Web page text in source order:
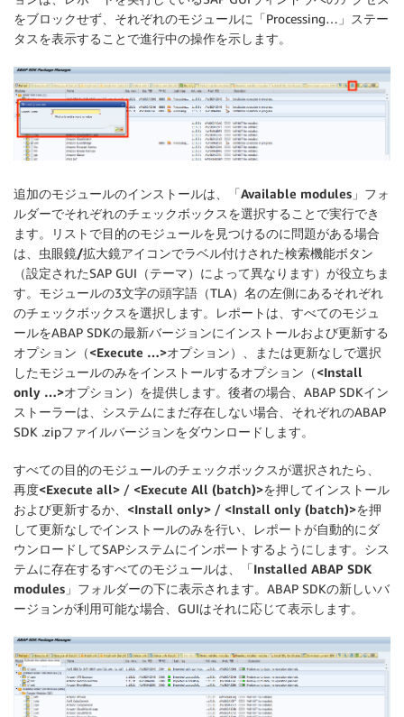
をブロックせず、それぞれのモジュールに「Processing…」ステー
タスを表示することで進行中の操作を示します。
追加のモジュールのインストールは、
「Available modules」フォ
ルダーでそれぞれのチェックボックスを選択することで実行でき
ます。リストで目的のモジュールを見つけるのに問題がある場合
は、 虫眼鏡/拡大鏡アイコンでラベル付けされた検索機能ボタン
（設定されたSAP GUI（テーマ）によって異なります）が役立ちま
す。モジュールの3文字の頭字語（TLA）名の左側にあるそれぞれ
のチェックボックスを選択します。レポートは、すべてのモジュ
ールをABAP SDKの最新バージョンにインストールおよび更新する
オプション（<Execute …>オプション）、または更新なしで選択
したモジュールのみをインストールするオプション（<Install
only …>オプション）を提供します。後者の場合、ABAP SDKイン
ストーラーは、システムにまだ存在しない場合、それぞれのABAP
SDK .zipファイルバージョンをダウンロードします。
すべての目的のモジュールのチェックボックスが選択されたら、
再度<Execute all> / <Execute All (batch)>を押してインストール
および更新するか、 <Install only> / <Install only (batch)>を押
して更新なしでインストールのみを行い、レポートが自動的にダ
ウンロードしてSAPシステムにインポートするようにします。シス
テムに存在するすべてのモジュールは、「Installed ABAP SDK
modules 」フォルダーの下に表示されます。ABAP SDKの新しいバ
ージョンが利用可能な場合、GUIはそれに応じて表示します。